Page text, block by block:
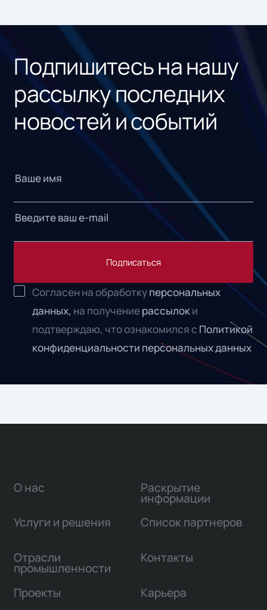
Подпишитесь на нашу
рассылку последних
новостей и событий
Подписаться
Согласен на обработкуперсональных
данных, на получениерассылок и
подтверждаю, что ознакомился с Политикой
конфиденциальности персональных данных
О нас
Услуги и решения
Отрасли
промышленности
Проекты
Раскрытие
информации
Список партнеров
Контакты
Карьера